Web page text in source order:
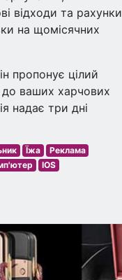
відходи та
на щомісячних
пропонує цілий
до ваших харчових
надає три дні
Їжа
Реклама
IOS